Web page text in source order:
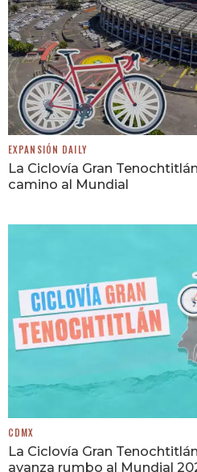
EXPANSIÓN DAILY
La Ciclovía Gran
camino al Mundial
CDMX
La Ciclovía Gran
avanza rumbo al Mundial